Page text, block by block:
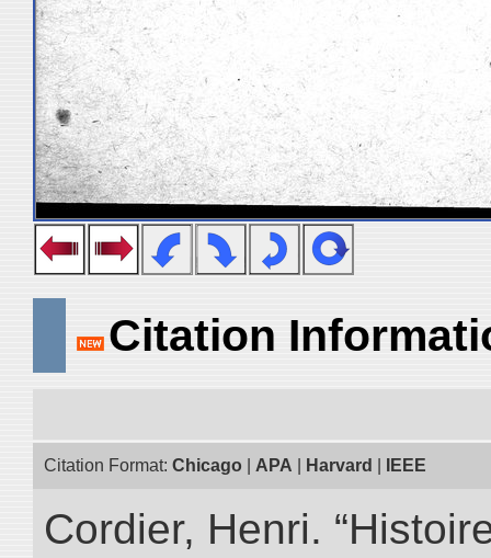
Citation
Citation Format: Chicago APA Harvard IEEE
Cordier, Henri.